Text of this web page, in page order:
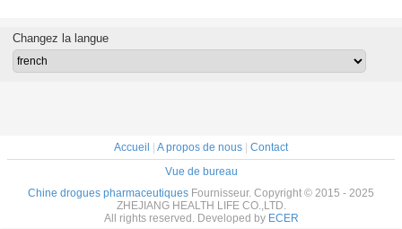
disciforme
Changez la langue
Accueil | A propos de nous | Contact
Vue de bureau
Chine drogues pharmaceutiques Fournisseur. Copyright © 2015 - 2025
ZHEJIANG HEALTH LIFE CO.,LTD.
All rights reserved. Developed by ECER